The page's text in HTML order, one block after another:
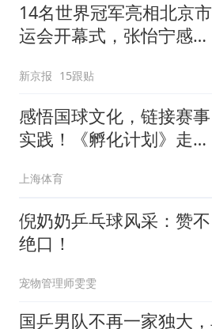
14名世界冠军亮相北京市
运会开幕式，张怡宁感
新京报 15跟贴
感悟国球文化，链接赛事
实践！《孵化计划》走进
上海体育
倪奶奶乒乓球风采：赞不
绝口！
宠物管理师雯雯